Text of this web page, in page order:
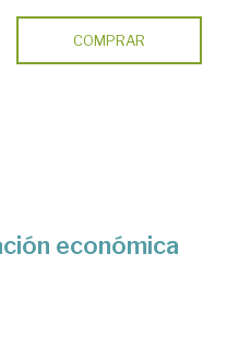
COMPRAR
económica